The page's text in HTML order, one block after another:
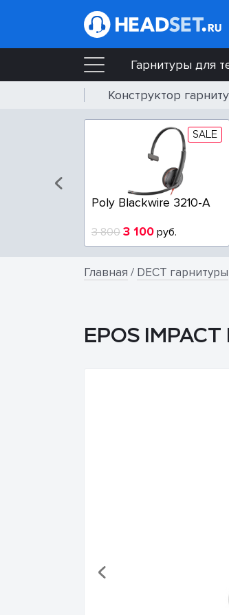
Гарнитуры для
Конструктор
SALE
Poly Blackwire 3210-A
3 800 3 100 руб.
Главная / DECT гарнитуры
EPOS